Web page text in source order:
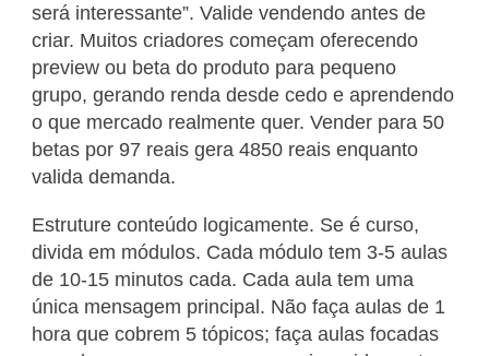
será interessante”. Valide vendendo antes de
criar. Muitos criadores começam oferecendo
preview ou beta do produto para pequeno
grupo, gerando renda desde cedo e aprendendo
o que mercado realmente quer. Vender para 50
betas por 97 reais gera 4850 reais enquanto
valida demanda.
Estruture conteúdo logicamente. Se é curso,
divida em módulos. Cada módulo tem 3-5 aulas
de 10-15 minutos cada. Cada aula tem uma
única mensagem principal. Não faça aulas de 1
hora que cobrem 5 tópicos; faça aulas focadas